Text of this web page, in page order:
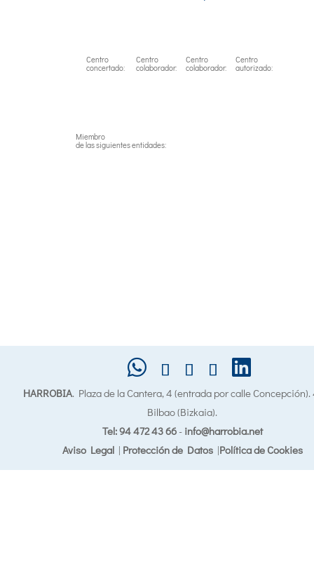
Centro
concertado:
Centro
colaborador:
Centro
colaborador:
Centro
autorizado:
Miembro
de las siguientes entidades:
HARROBIA. Plaza de la Cantera, 4 (entrada por calle
Bilbao (Bizkaia).
Tel: 94 472 43 66- info@harrobia.net
Aviso Legal| Protección de Datos|Política de Cookies